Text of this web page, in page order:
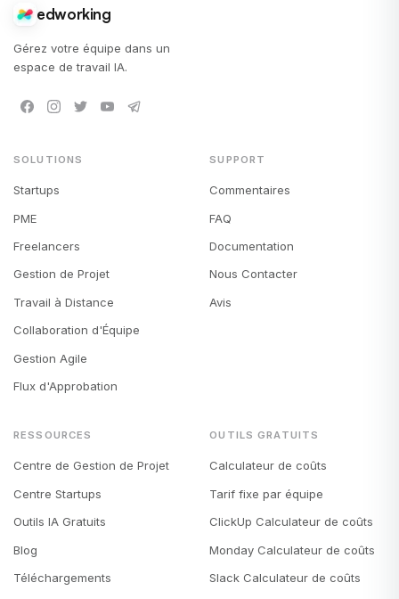
edworking
Gérez votre équipe dans un
espace de travail IA.
SOLUTIONS
Startups
PME
Freelancers
Gestion de Projet
Travail à Distance
Collaboration d'Équipe
Gestion Agile
Flux d'Approbation
SUPPORT
Commentaires
FAQ
Documentation
Nous Contacter
Avis
RESSOURCES
Centre de Gestion de Projet
Centre Startups
Outils IA Gratuits
Blog
Téléchargements
OUTILS GRATUITS
Calculateur de coûts
Tarif fixe par équipe
ClickUp Calculateur de coûts
Monday Calculateur de coûts
Slack Calculateur de coûts